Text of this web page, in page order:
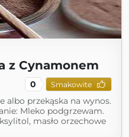
z Cynamonem
0 Smakowite
albo przekąska na wynos.
Mleko podgrzewam.
masło orzechowe